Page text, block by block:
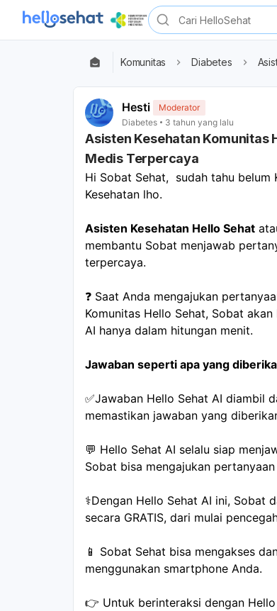
Komunitas Diabetes
Hesti
Moderator
Diabetes
3 tahun yang lalu
Asisten Kesehatan Komunitas
Medis Terpercaya
Hi Sobat Sehat,  sudah tahu
Kesehatan lho.
Asisten Kesehatan Hello Sehat
membantu Sobat menjawab
terpercaya.
❓ Saat Anda mengajukan
Komunitas Hello Sehat, Sobat
AI hanya dalam hitungan menit.
Jawaban seperti apa yang
✅Jawaban Hello Sehat AI diambil
memastikan jawaban yang
💬 Hello Sehat AI selalu siap
Sobat bisa mengajukan
⚕️Dengan Hello Sehat AI ini, Sobat
secara GRATIS, dari mulai
📱 Sobat Sehat bisa mengakses
menggunakan smartphone Anda.
👉 Untuk berinteraksi dengan